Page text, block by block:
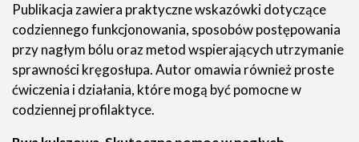
Publikacja zawiera praktyczne wskazówki dotyczące
codziennego funkcjonowania, sposobów postępowania
przy nagłym bólu oraz metod wspierających utrzymanie
sprawności kręgosłupa. Autor omawia również proste
ćwiczenia i działania, które mogą być pomocne w
codziennej profilaktyce.